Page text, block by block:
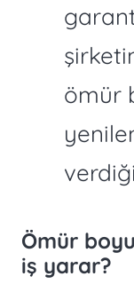
ömür
Ömür
iş yarar?